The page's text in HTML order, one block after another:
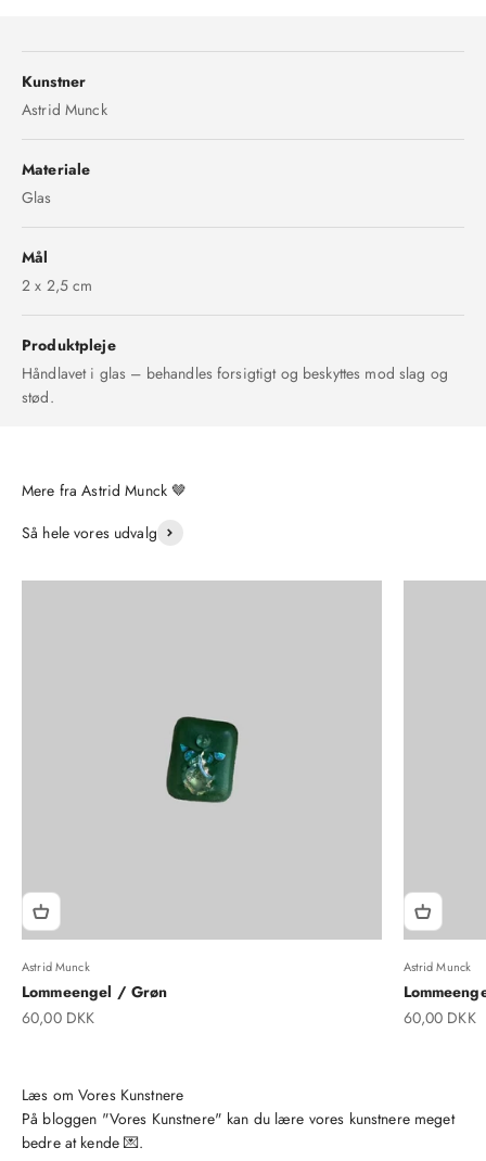
Kunstner
Astrid Munck
Materiale
Glas
Mål
2 x 2,5 cm
Produktpleje
Håndlavet i glas – behandles forsigtigt og beskyttes mod slag og
stød.
Så hele vores udvalg
Astrid Munck
Lommeengel / Grøn
Salgspris
60,00 DKK
Astrid Munck
Salgspris
60,00 DKK
På bloggen "Vores Kunstnere" kan du lære vores kunstnere meget
bedre at kende 💌.